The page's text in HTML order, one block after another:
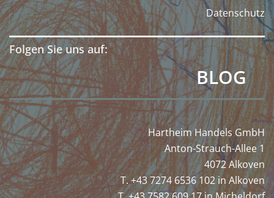
Datenschutz
Folgen Sie uns auf:
BLOG
Hartheim Handels GmbH
Anton-Strauch-Allee 1
4072 Alkoven
T. +43 7274 6536 102 in Alkoven